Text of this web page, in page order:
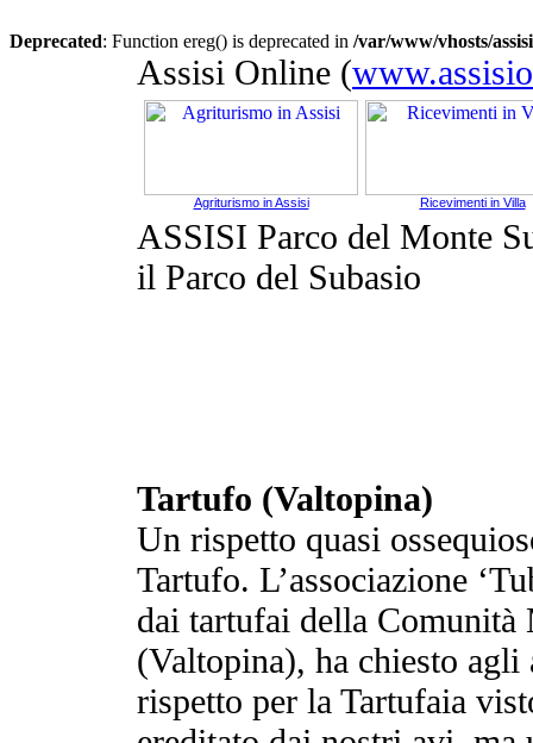
Deprecated: Function ereg() is deprecated in /var/www/vhosts/
Assisi Online (
Agriturismo in Assisi Ricevimenti in Villa
ASSISI Parco del Monte
il Parco del Subasio
Tartufo (Valtopina)
Un rispetto quasi
Tartufo. L’associazione
dai tartufai della Comunità
(Valtopina), ha chiesto
rispetto per la Tartufaia